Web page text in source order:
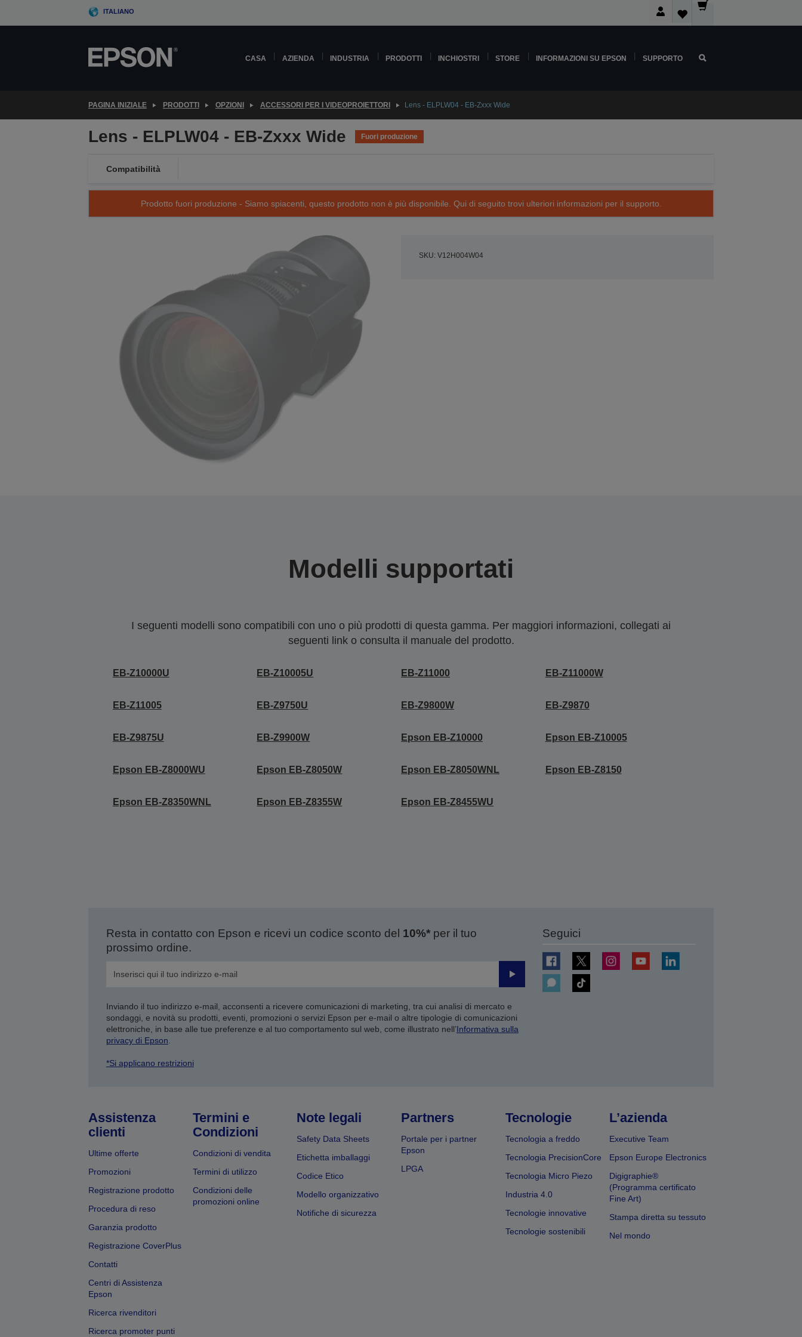
ITALIANO
CASA AZIENDA INDUSTRIA PRODOTTI INCHIOSTRI STORE INFORMAZIONI SU EPSON SUPPORTO
PAGINA INIZIALE PRODOTTI OPZIONI ACCESSORI PER I VIDEOPROIETTORI Lens - ELPLW04 - EB-Zxxx Wide
Lens - ELPLW04 - EB-Zxxx Wide Fuori produzione
Compatibilità
Prodotto fuori produzione - Siamo spiacenti, questo prodotto non è più disponibile. Qui di seguito trovi ulteriori informazioni per il supporto.
SKU: V12H004W04
Modelli supportati
I seguenti modelli sono compatibili con uno o più prodotti di questa gamma. Per maggiori informazioni, collegati ai
seguenti link o consulta il manuale del prodotto.
EB-Z10000U EB-Z10005U EB-Z11000 EB-Z11000W
EB-Z11005 EB-Z9750U EB-Z9800W EB-Z9870
EB-Z9875U EB-Z9900W Epson EB-Z10000 Epson EB-Z10005
Epson EB-Z8000WU Epson EB-Z8050W Epson EB-Z8050WNL Epson EB-Z8150
Epson EB-Z8350WNL Epson EB-Z8355W Epson EB-Z8455WU
Resta in contatto con Epson e ricevi un codice sconto del 10%*per il tuo
prossimo ordine.
Invia
Inviando il tuo indirizzo e-mail, acconsenti a ricevere comunicazioni di marketing, tra cui analisi di mercato e
sondaggi, e novità su prodotti, eventi, promozioni o servizi Epson per e-mail o altre tipologie di comunicazioni
elettroniche, in base alle tue preferenze e al tuo comportamento sul web, come illustrato nell’Informativa sulla
privacy di Epson
*Si applicano restrizioni
Seguici
Assistenza
clienti
Ultime offerte
Promozioni
Registrazione prodotto
Procedura di reso
Garanzia prodotto
Registrazione CoverPlus
Contatti
Centri di Assistenza
Epson
Ricerca rivenditori
Ricerca promoter punti
Termini e
Condizioni
Condizioni di vendita
Termini di utilizzo
Condizioni delle
promozioni online
Note legali
Safety Data Sheets
Etichetta imballaggi
Codice Etico
Modello organizzativo
Notifiche di sicurezza
Partners
Portale per i partner
Epson
LPGA
Tecnologie
Tecnologia a freddo
Tecnologia PrecisionCore
Tecnologia Micro Piezo
Industria 4.0
Tecnologie innovative
Tecnologie sostenibili
L’azienda
Executive Team
Epson Europe Electronics
Digigraphie®
(Programma certificato
Fine Art)
Stampa diretta su tessuto
Nel mondo